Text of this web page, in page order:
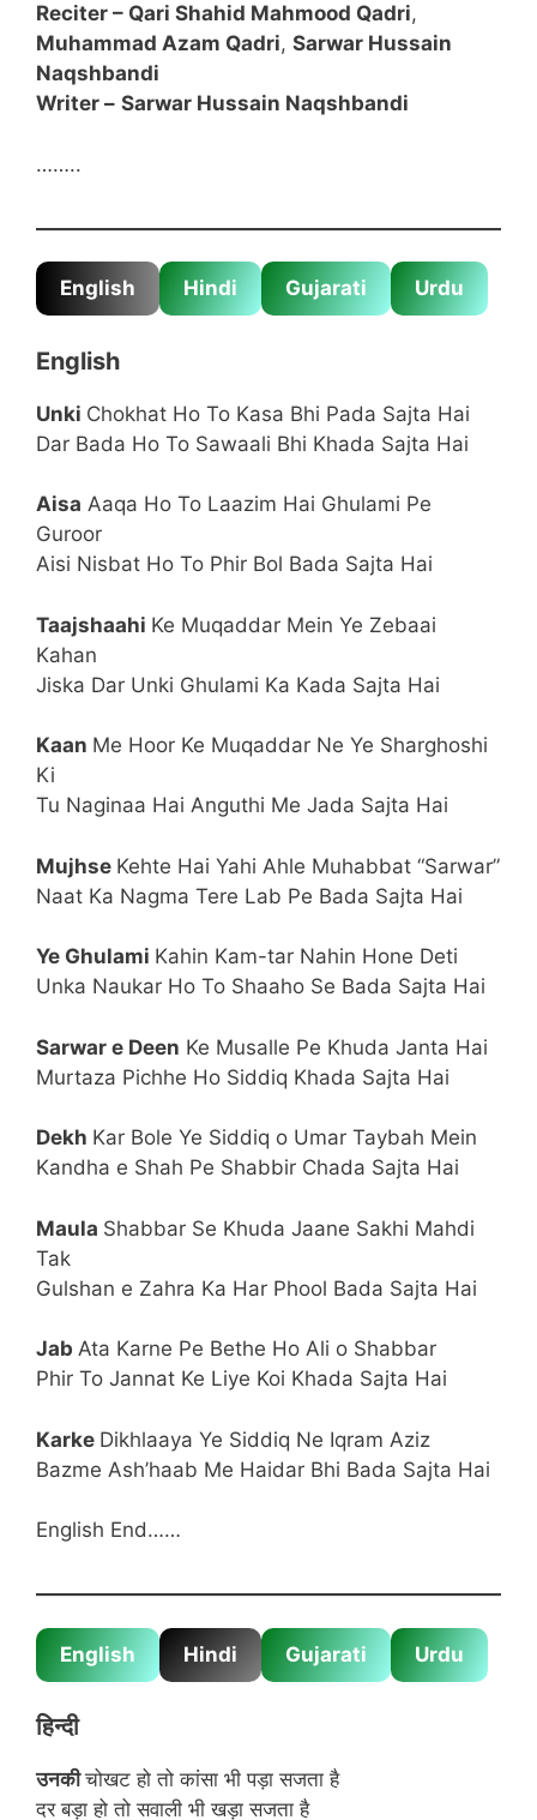
Reciter – Qari Shahid Mahmood Qadri,
Muhammad Azam Qadri, Sarwar Hussain
Naqshbandi
Writer – Sarwar Hussain Naqshbandi
……..
English Hindi Gujarati Urdu
English
Unki Chokhat Ho To Kasa Bhi Pada Sajta Hai
Dar Bada Ho To Sawaali Bhi Khada Sajta Hai
Aisa Aaqa Ho To Laazim Hai Ghulami Pe
Guroor
Aisi Nisbat Ho To Phir Bol Bada Sajta Hai
Taajshaahi Ke Muqaddar Mein Ye Zebaai
Kahan
Jiska Dar Unki Ghulami Ka Kada Sajta Hai
Kaan Me Hoor Ke Muqaddar Ne Ye Sharghoshi
Ki
Tu Naginaa Hai Anguthi Me Jada Sajta Hai
Mujhse Kehte Hai Yahi Ahle Muhabbat “Sarwar”
Naat Ka Nagma Tere Lab Pe Bada Sajta Hai
Ye Ghulami Kahin Kam-tar Nahin Hone Deti
Unka Naukar Ho To Shaaho Se Bada Sajta Hai
Sarwar e Deen Ke Musalle Pe Khuda Janta Hai
Murtaza Pichhe Ho Siddiq Khada Sajta Hai
Dekh Kar Bole Ye Siddiq o Umar Taybah Mein
Kandha e Shah Pe Shabbir Chada Sajta Hai
Maula Shabbar Se Khuda Jaane Sakhi Mahdi
Tak
Gulshan e Zahra Ka Har Phool Bada Sajta Hai
Jab Ata Karne Pe Bethe Ho Ali o Shabbar
Phir To Jannat Ke Liye Koi Khada Sajta Hai
Karke Dikhlaaya Ye Siddiq Ne Iqram Aziz
Bazme Ash’haab Me Haidar Bhi Bada Sajta Hai
English End……
English Hindi Gujarati Urdu
हिन्दी
उनकीचोखट हो तो कांसा भी पड़ा सजता है
दर बड़ा हो तो सवाली भी खड़ा सजता है